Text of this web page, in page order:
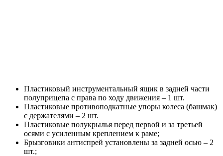
Пластиковый инструментальный ящик в задней части
полуприцепа с права по ходу движения – 1 шт.
Пластиковые противоподкатные упоры колеса (башмак)
с держателями – 2 шт.
Пластиковые полукрылья перед первой и за третьей
осями с усиленным креплением к раме;
Брызговики антиспрей установлены за задней осью – 2
шт.;